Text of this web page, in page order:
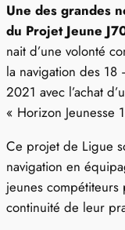
Une des grandes
du Projet Jeune
nait d’une volonté
la navigation des 18
2021 avec l’achat
« Horizon Jeunesse
Ce projet de Ligue
navigation en
jeunes
continuité de leur